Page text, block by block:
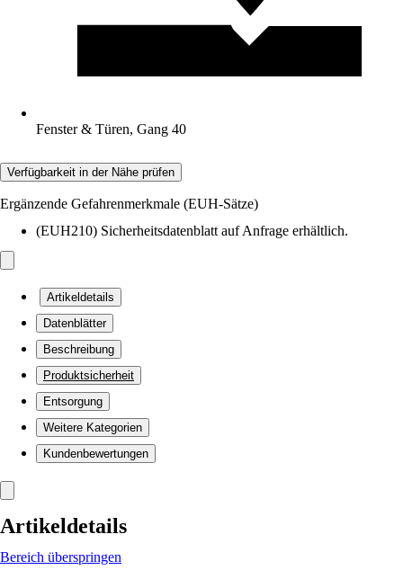
Fenster & Türen, Gang 40
Verfügbarkeit in der Nähe prüfen
Ergänzende Gefahrenmerkmale (EUH-Sätze)
(EUH210) Sicherheitsdatenblatt auf Anfrage erhältlich.
Artikeldetails
Datenblätter
Beschreibung
Produktsicherheit
Entsorgung
Weitere Kategorien
Kundenbewertungen
Artikeldetails
Bereich überspringen